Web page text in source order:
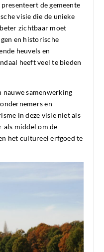
de gemeente
visie die de unieke
zichtbaar moet
en historische
heuvels en
heeft veel te bieden
nauwe samenwerking
en
in deze visie niet als
als middel om de
het cultureel erfgoed te